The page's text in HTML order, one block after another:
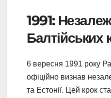
1991:
Балтійських
6 вересня 1991 року
офіційно визнав
та Естонії. Цей крок